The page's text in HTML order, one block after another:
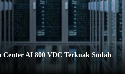
Center AI 800 VDC Terkuak Sudah